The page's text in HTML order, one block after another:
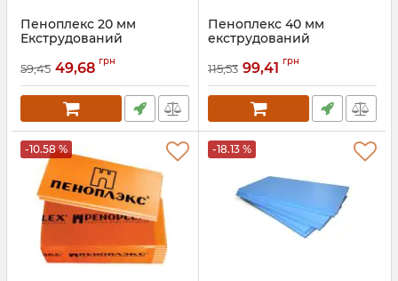
Пеноплекс 20 мм
Екструдований
Артикул: 021
59,45 49,68 грн
Пеноплекс 40 мм
екструдований
Артикул: 023
115,53 99,41 грн
-10.58 % -18.13 %